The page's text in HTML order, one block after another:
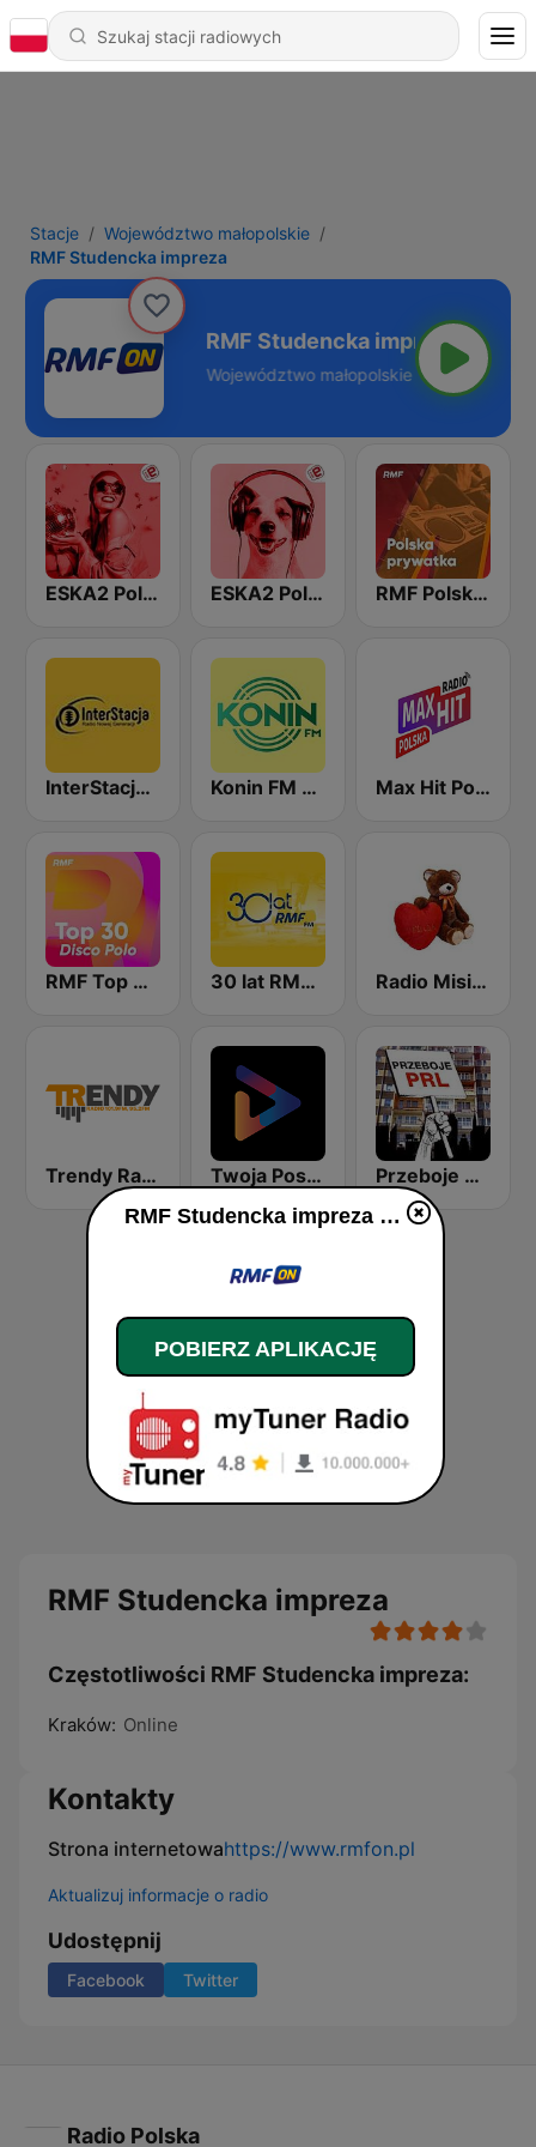
Stacje
Województwo małopolskie
RMF Studencka impreza
impreza
- Online
ESKA2 Polska Impreza ESKA2 Polskie Na Czasie RMF Polska prywatka
InterStacja - Polskie Hity Konin FM 104.1 Max Hit Polska
RMF Top 30 disco polo 30 lat RMF FM Radio Misiek - muzyka biesiadna
Trendy Radio Twoja Poska Stacja Przeboje PRL
RMF Studencka impreza
Częstotliwości RMF Studencka impreza:
Kraków: Online
Kontakty
Strona internetowahttps://www.rmfon.pl
Aktualizuj informacje o radio
Udostępnij
Facebook Twitter
Radio Polska
RMF Studencka impreza na żywo
POBIERZ APLIKACJĘ